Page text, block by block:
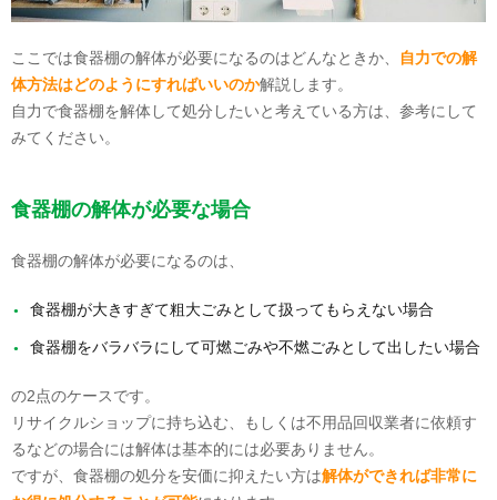
ここでは食器棚の解体が必要になるのはどんなときか、
自力での解
体方法はどのようにすればいいのか解説します。
自力で食器棚を解体して処分したいと考えている方は、参考にして
みてください。
食器棚の解体が必要な場合
食器棚の解体が必要になるのは、
食器棚が大きすぎて粗大ごみとして扱ってもらえない場合
食器棚をバラバラにして可燃ごみや不燃ごみとして出したい場合
の2点のケースです。
リサイクルショップに持ち込む、もしくは不用品回収業者に依頼す
るなどの場合には解体は基本的には必要ありません。
ですが、食器棚の処分を安価に抑えたい方は解体ができれば非常に